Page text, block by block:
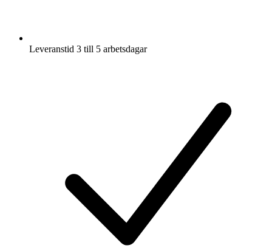
Leveranstid 3 till 5 arbetsdagar